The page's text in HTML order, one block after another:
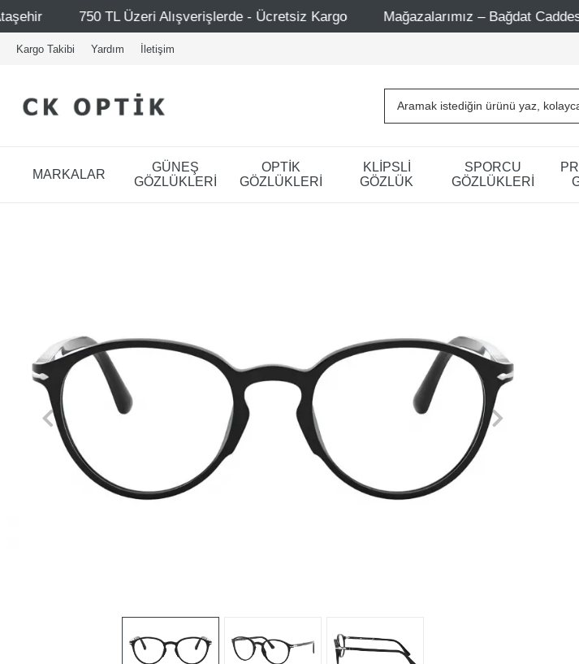
Alışverişlerde - Ücretsiz Kargo Mağazalarımız – Bağdat Caddesi 1 - Bağdat
Kargo Takibi Yardım İletişim
MARKALAR
GÜNEŞ
GÖZLÜKLERİ
OPTİK
GÖZLÜKLERİ
KLİPSLİ
GÖZLÜK
SPORCU
GÖZLÜKLERİ